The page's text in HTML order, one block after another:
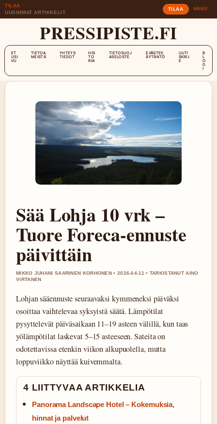
TILAA
UUSIMMAT ARTIKKELIT
TILAA HAKU
PRESSIPISTE.FI
ET
USI
VU
TIETOA
MEISTÄ
YHTEYS
TIEDOT
HIS
TO
RIA
TIETOSUOJ
ASELOSTE
EVÄSTEK
ÄYTÄNTÖ
UUTI
SKIRJ
E
B
L
O
G
I
Sää Lohja 10 vrk –
Tuore Foreca-ennuste
päivittäin
MIKKO JUHANI SAARINEN KORHONEN • 2026-04-11 • TARKISTANUT AINO
VIRTANEN
Lohjan sääennuste seuraavaksi kymmeneksi päiväksi
osoittaa vaihtelevaa syksyistä säätä. Lämpötilat
pysyttelevät päiväsaikaan 11–19 asteen välillä, kun taas
yölämpötilat laskevat 5–15 asteeseen. Sateita on
odotettavissa etenkin viikon alkupuolella, mutta
loppuviikko näyttää kuivemmalta.
4 LIITTYVAA ARTIKKELIA
Panorama Landscape Hotel – Kokemuksia,
hinnat ja palvelut